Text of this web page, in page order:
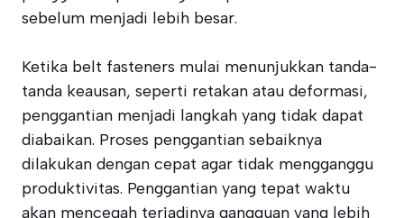
sebelum menjadi lebih besar.
Ketika belt fasteners mulai menunjukkan tanda-
tanda keausan, seperti retakan atau deformasi,
penggantian menjadi langkah yang tidak dapat
diabaikan. Proses penggantian sebaiknya
dilakukan dengan cepat agar tidak mengganggu
produktivitas. Penggantian yang tepat waktu
akan mencegah terjadinya gangguan yang lebih